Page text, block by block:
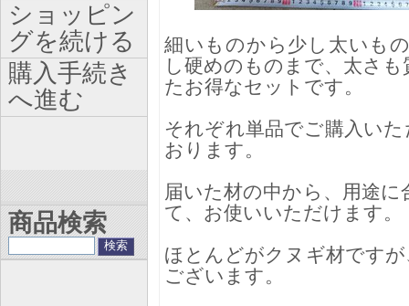
細いものから少し太いも
し硬めのものまで、太さ
たお得なセットです。
それぞれ単品でご購入い
おります。
届いた材の中から、用途
て、お使いいただけます。
ほとんどがクヌギ材です
ございます。
ショッピン
グを続ける
購入手続き
へ進む
商品検索